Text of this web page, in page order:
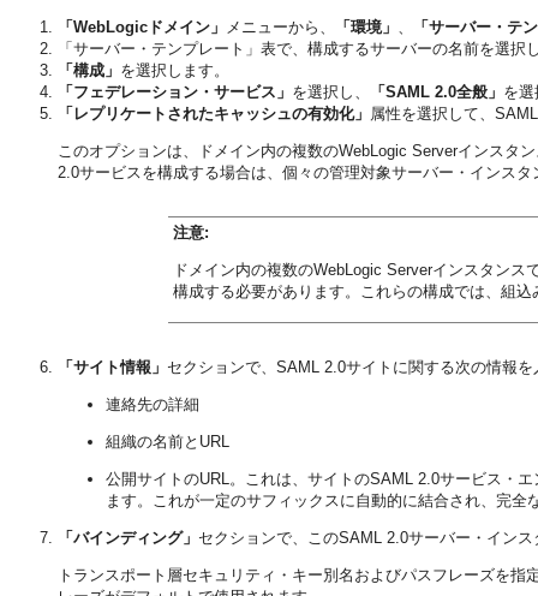
「WebLogicドメイン」 メニューから、 「環境」
「サーバー・テ
「サーバー・テンプレート」表で、構成するサーバーの名前を選択
「構成」 を選択します。
「フェデレーション・サービス」 を選択し、 「SAML 2.0全般」 を
「レプリケートされたキャッシュの有効化」 属性を選択して、
このオプションは、ドメイン内の複数のWebLogic Serverインスタ
2.0サービスを構成する場合は、個々の管理対象サーバー・インス
注意:
ドメイン内の複数のWebLogic Serverインスタン
構成する必要があります。これらの構成では、組
「サイト情報」 セクションで、SAML 2.0サイトに関する次の情報を
連絡先の詳細
組織の名前とURL
公開サイトのURL。これは、サイトのSAML 2.0サービス・
ます。これが一定のサフィックスに自動的に結合され、完全
「バインディング」 セクションで、このSAML 2.0サーバー・イン
トランスポート層セキュリティ・キー別名およびパスフレーズを